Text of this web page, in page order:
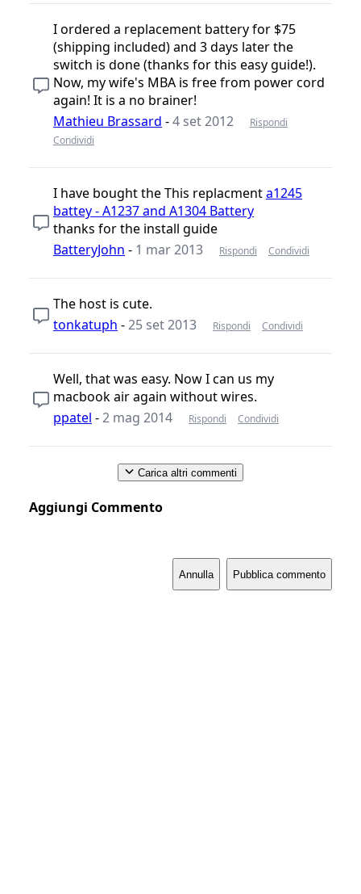
I ordered a replacement battery for $75
(shipping included) and 3 days later the
switch is done (thanks for this easy guide!).
Now, my wife's MBA is free from power cord
again! It is a no brainer!
Mathieu Brassard -4 set 2012
Rispondi
Condividi
I have bought the This replacmenta1245
battey - A1237 and A1304 Battery
thanks for the install guide
BatteryJohn - 1 mar 2013 Rispondi Condividi
The host is cute.
tonkatuph -25 set 2013 Rispondi Condividi
Well, that was easy. Now I can us my
macbook air again without wires.
ppatel -2 mag 2014 Rispondi Condividi
Carica altri commenti
Aggiungi Commento
Annulla Pubblica commento